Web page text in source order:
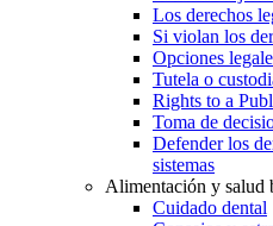
Los derechos
Si violan los
Opciones
Tutela o
Rights to a
Toma de
Defender los
sistemas
Alimentación y salud
Cuidado dental